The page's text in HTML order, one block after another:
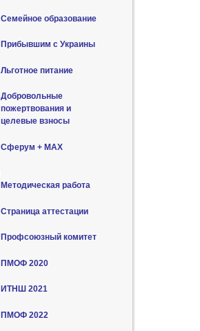
Семейное образование
Прибывшим с Украины
Льготное питание
Добровольные
пожертвования и
целевые взносы
Сферум + MAX
Методическая работа
Страница аттестации
Профсоюзный комитет
ПМОФ 2020
ИТНШ 2021
ПМОФ 2022